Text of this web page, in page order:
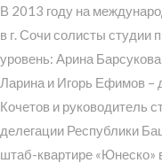
В 2013 году на
в г. Сочи солисты студии
уровень: Арина
Ларина и Игорь Ефимов
Кочетов и руководитель
делегации Республики
штаб-квартире «Юнеско»